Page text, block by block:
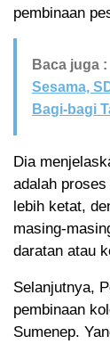
pembinaan
Baca juga :
Sesama,
Bagi-bagi
Dia
adalah
lebih ketat,
masing-
daratan atau
Selanjutnya,
pembinaan
Sumenep.